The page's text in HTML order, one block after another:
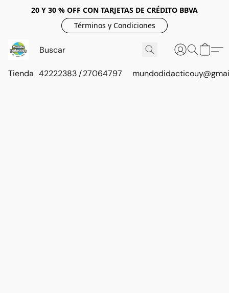
20 Y 30 % OFF CON TARJETAS DE CRÉDITO BBVA
Términos y Condiciones
Tienda 42222383 / 27064797